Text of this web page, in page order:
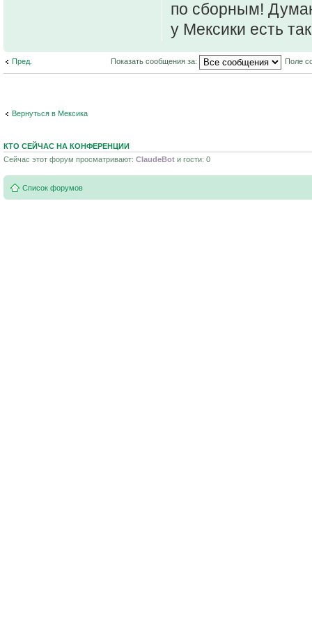
по сборным!
у Мексики есть
Пред. Показать сообщения за: Поле
Вернуться в Мексика
КТО СЕЙЧАС НА КОНФЕРЕНЦИИ
Сейчас этот форум просматривают: ClaudeBot и гости: 0
Список форумов